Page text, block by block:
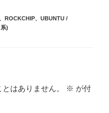
ROCKCHIP、 UBUNTU /
)
はありません。 ※ が付